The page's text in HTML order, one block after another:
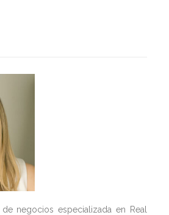
negocios especializada en Real